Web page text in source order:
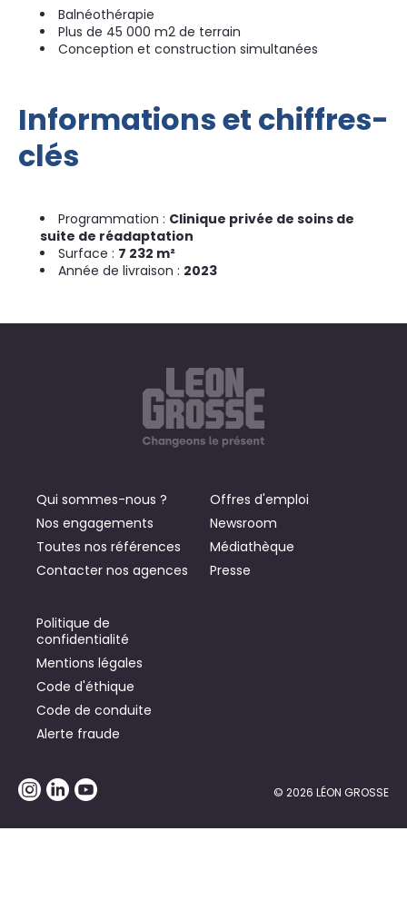
Balnéothérapie
Plus de 45 000 m2 de terrain
Conception et construction simultanées
Informations et chiffres-
clés
Programmation : Clinique privée de soins de
suite de réadaptation
Surface : 7 232 m²
Année de livraison : 2023
Qui sommes-nous ?
Nos engagements
Toutes nos références
Contacter nos agences
Offres d'emploi
Newsroom
Médiathèque
Presse
Politique de
confidentialité
Mentions légales
Code d'éthique
Code de conduite
Alerte fraude
© 2026 LÉON GROSSE